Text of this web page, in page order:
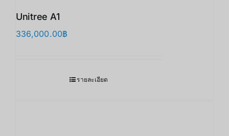
Unitree A1
336,000.00฿
รายละเอียด